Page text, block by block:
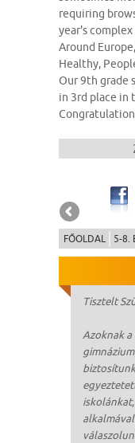
requiring
year's
Around
Healthy,
Our 9th grade
in 3rd place in
FŐOLDAL 5-8.
Tisztelt
Azoknak